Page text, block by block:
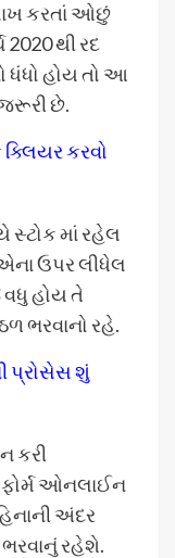
કરતાં ઓછું
થી રદ
ધંધો હોય તો આ
જરૂરી છે.
કરવો
સ્ટોક માં રહેલ
ઉપર લીધેલ
વધુ હોય તે
ભરવાનો રહે.
પ્રોસેસ શું
કરી
ઓનલાઈન
અંદર
ભરવાનું રહેશે.